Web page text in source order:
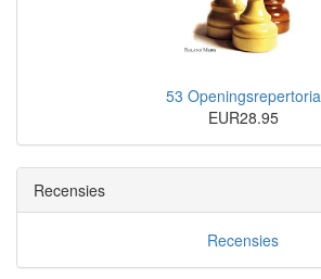
53 Openingsrepertoria
EUR28.95
Recensies
Recensies